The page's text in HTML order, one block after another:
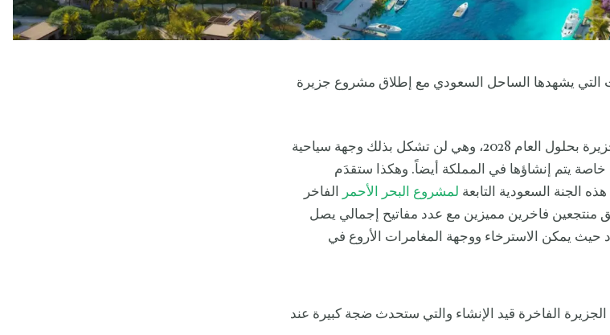
التي يشهدها الساحل السعودي مع إطلاق مشروع جزيرة
ومن المتوقع أن يتم افتتاح هذه الجزيرة بحلول العام 2028، وهي لن تشكل بذلك وجهة سياحية
يتم إنشاؤها في المملكة أيضاً. وهكذا ستقدَم
الجنة السعودية التابعة لمشروع البحر الأحمر
الفاخر
فاخرين مميزين مع عدد مفاتيح إجمالي يصل
حيث يمكن الاسترخاء ووجهة المغامرات الأروع في
الفاخرة قيد الإنشاء والتي ستحدث ضجة كبيرة عند